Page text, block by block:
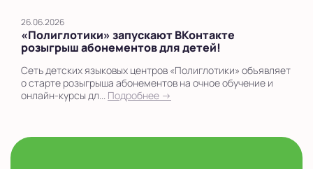
26.06.2026
«Полиглотики» запускают ВКонтакте
розыгрыш абонементов для детей!
Сеть детских языковых центров «Полиглотики» объявляет
о старте розыгрыша абонементов на очное обучение и
онлайн-курсы дл... Подробнее →